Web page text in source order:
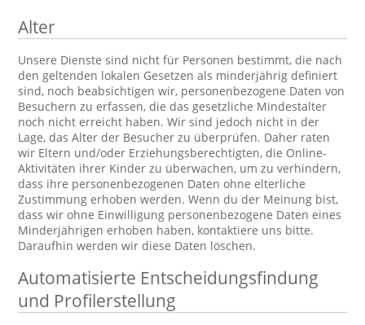
Alter
Unsere Dienste sind nicht für Personen bestimmt, die nach
den geltenden lokalen Gesetzen als minderjährig definiert
sind, noch beabsichtigen wir, personenbezogene Daten von
Besuchern zu erfassen, die das gesetzliche Mindestalter
noch nicht erreicht haben. Wir sind jedoch nicht in der
Lage, das Alter der Besucher zu überprüfen. Daher raten
wir Eltern und/oder Erziehungsberechtigten, die Online-
Aktivitäten ihrer Kinder zu überwachen, um zu verhindern,
dass ihre personenbezogenen Daten ohne elterliche
Zustimmung erhoben werden. Wenn du der Meinung bist,
dass wir ohne Einwilligung personenbezogene Daten eines
Minderjährigen erhoben haben, kontaktiere uns bitte.
Daraufhin werden wir diese Daten löschen.
Automatisierte Entscheidungsfindung
und Profilerstellung